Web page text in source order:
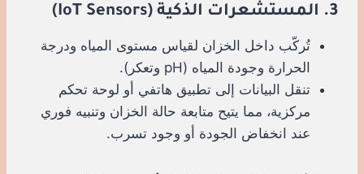
3. المستشعرات الذكية (IoT Sensors)
تُركّب داخل الخزان لقياس مستوى المياه ودرجة
الحرارة وجودة المياه (pH وتعكر).
تنقل البيانات إلى تطبيق هاتفي أو لوحة تحكم
مركزية، مما يتيح متابعة حالة الخزان وتنبيه فوري
عند انخفاض الجودة أو وجود تسرب.